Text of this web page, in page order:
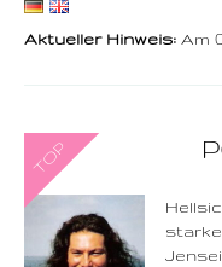
Aktueller Hinweis: Am
0900-3 000 468 - 210
1,49 €/Min. inkl. MwSt.
Wählen Sie diese
Rufnummer inklusive
Zurück